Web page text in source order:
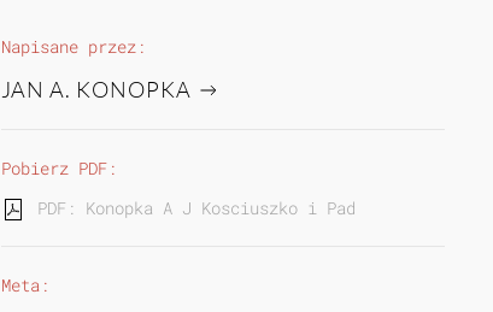
Napisane przez:
JAN A. KONOPKA
Pobierz PDF:
PDF: Konopka A J Kosciuszko i Paderewski.
Meta: